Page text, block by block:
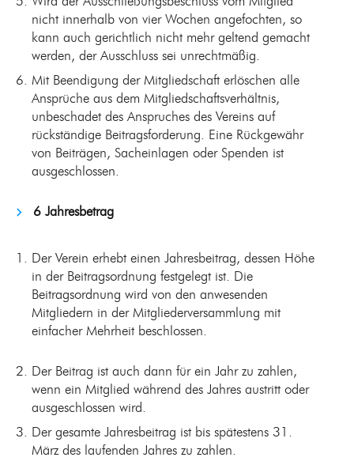
nicht innerhalb von vier Wochen angefochten, so
kann auch gerichtlich nicht mehr geltend gemacht
werden, der Ausschluss sei unrechtmäßig.
Mit Beendigung der Mitgliedschaft erlöschen alle
Ansprüche aus dem Mitgliedschaftsverhältnis,
unbeschadet des Anspruches des Vereins auf
rückständige Beitragsforderung. Eine Rückgewähr
von Beiträgen, Sacheinlagen oder Spenden ist
ausgeschlossen.
6 Jahresbetrag
Der Verein erhebt einen Jahresbeitrag, dessen Höhe
in der Beitragsordnung festgelegt ist. Die
Beitragsordnung wird von den anwesenden
Mitgliedern in der Mitgliederversammlung mit
einfacher Mehrheit beschlossen.
Der Beitrag ist auch dann für ein Jahr zu zahlen,
wenn ein Mitglied während des Jahres austritt oder
ausgeschlossen wird.
Der gesamte Jahresbeitrag ist bis spätestens 31.
März des laufenden Jahres zu zahlen.